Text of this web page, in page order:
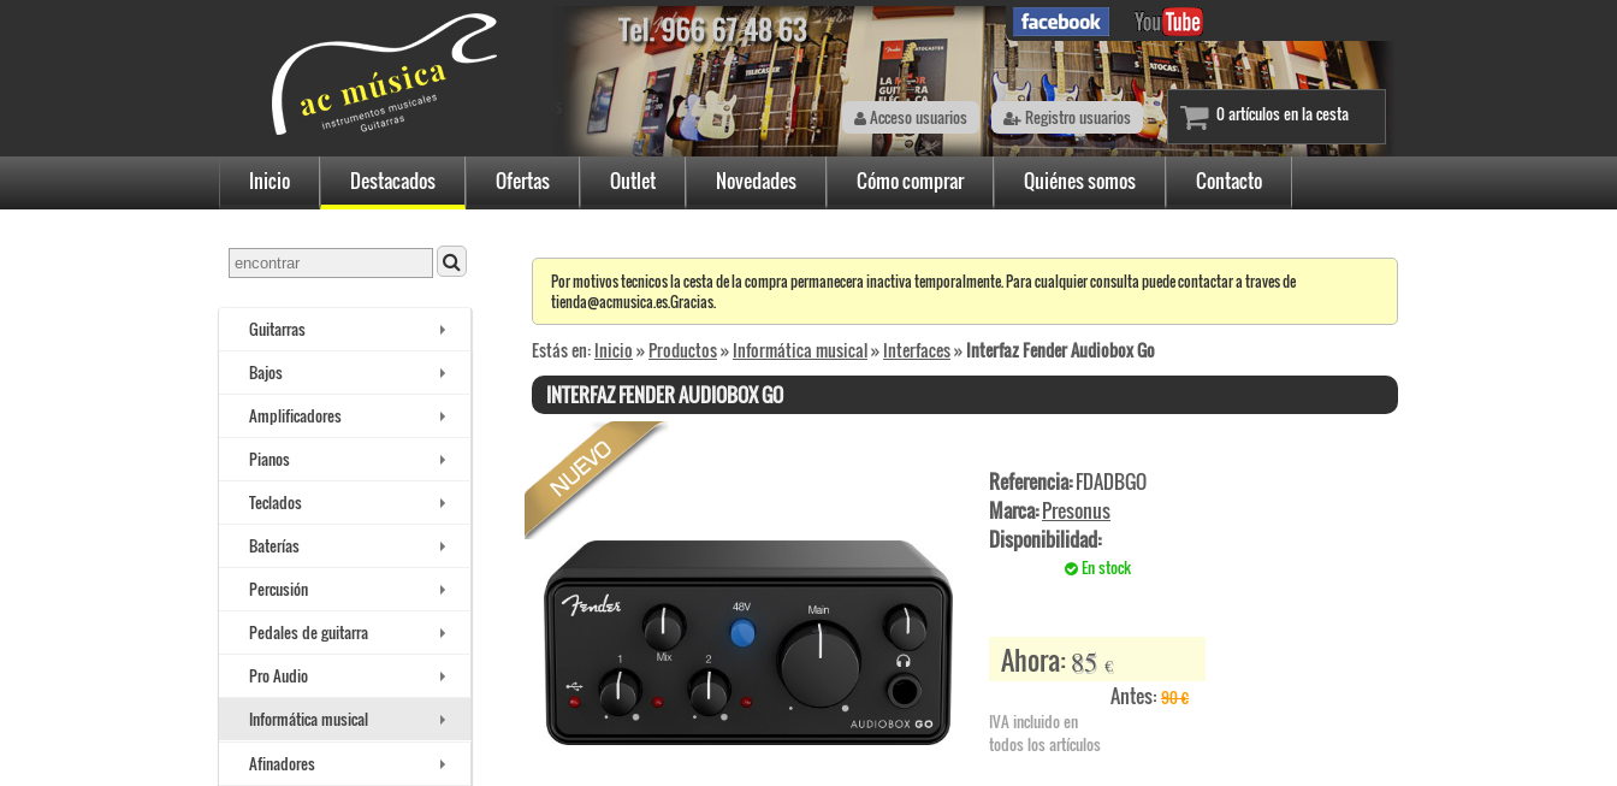
Acceso usuarios Registro usuarios 0 artículos en la cesta
Inicio Destacados Ofertas Outlet Novedades Cómo comprar Quiénes somos Contacto
Guitarras
Bajos
Amplificadores
Pianos
Teclados
Baterías
Percusión
Pedales de guitarra
Pro Audio
Informática musical
Afinadores
Por motivos tecnicos la cesta de la compra permanecera inactiva temporalmente. Para cualquier consulta puede contactar a traves de
tienda@acmusica.es.Gracias.
Estás en:Inicio»Productos»Informática musical»Interfaces»Interfaz Fender Audiobox Go
INTERFAZ FENDER AUDIOBOX GO
Referencia:FDADBGO
Marca:Presonus
Disponibilidad:
En stock
Ahora: 85 €
Antes: 90€
IVA incluido en
todos los artículos